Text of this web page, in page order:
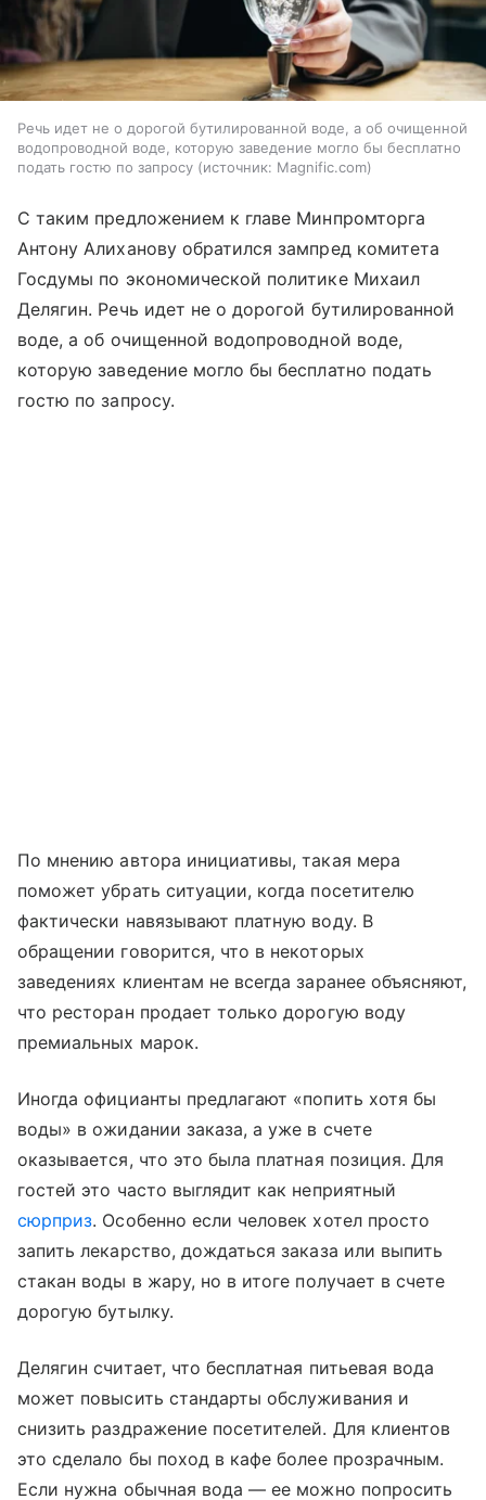
Речь идет не о дорогой бутилированной воде, а об очищенной
водопроводной воде, которую заведение могло бы бесплатно
подать гостю по запросу
источник: Magnific.com
С таким предложением к главе Минпромторга
Антону Алиханову обратился зампред комитета
Госдумы по экономической политике Михаил
Делягин. Речь идет не о дорогой бутилированной
воде, а об очищенной водопроводной воде,
которую заведение могло бы бесплатно подать
гостю по запросу.
По мнению автора инициативы, такая мера
поможет убрать ситуации, когда посетителю
фактически навязывают платную воду. В
обращении говорится, что в некоторых
заведениях клиентам не всегда заранее объясняют,
что ресторан продает только дорогую воду
премиальных марок.
Иногда официанты предлагают «попить хотя бы
воды» в ожидании заказа, а уже в счете
оказывается, что это была платная позиция. Для
гостей это часто выглядит как неприятный
сюрприз. Особенно если человек хотел просто
запить лекарство, дождаться заказа или выпить
стакан воды в жару, но в итоге получает в счете
дорогую бутылку.
Делягин считает, что бесплатная питьевая вода
может повысить стандарты обслуживания и
снизить раздражение посетителей. Для клиентов
это сделало бы поход в кафе более прозрачным.
Если нужна обычная вода — ее можно попросить